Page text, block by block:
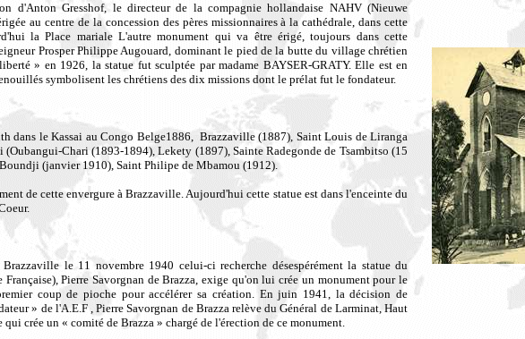
d'Anton Gresshof, le directeur de la compagnie hollandaise NAHV (Nieuwe
au centre de la concession des pères missionnaires à la cathédrale, dans cette
la Place mariale L'autre monument qui va être érigé, toujours dans cette
Prosper Philippe Augouard, dominant le pied de la butte du village chrétien
» en 1926, la statue fut sculptée par madame BAYSER-GRATY. Elle est en
symbolisent les chrétiens des dix missions dont le prélat fut le fondateur.
dans le Kassai au Congo Belge1886, Brazzaville (1887), Saint Louis de Liranga
(Oubangui-Chari (1893-1894), Lekety (1897), Sainte Radegonde de Tsambitso (15
(janvier 1910), Saint Philipe de Mbamou (1912).
de cette envergure à Brazzaville. Aujourd'hui cette statue est dans l'enceinte du
le 11 novembre 1940 celui-ci recherche désespérément la statue du
Pierre Savorgnan de Brazza, exige qu'on lui crée un monument pour le
coup de pioche pour accélérer sa création. En juin 1941, la décision de
» de l'A.E.F , Pierre Savorgnan de Brazza relève du Général de Larminat, Haut
crée un « comité de Brazza » chargé de l'érection de ce monument.